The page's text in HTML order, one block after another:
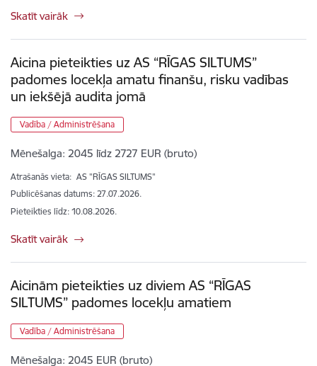
Skatīt vairāk
Aicina pieteikties uz AS “RĪGAS SILTUMS”
padomes locekļa amatu finanšu, risku vadības
un iekšējā audita jomā
Vadība / Administrēšana
Mēnešalga: 2045 līdz 2727 EUR (bruto)
Atrašanās vieta: AS "RĪGAS SILTUMS"
Publicēšanas datums: 27.07.2026.
Pieteikties līdz: 10.08.2026.
Skatīt vairāk
Aicinām pieteikties uz diviem AS “RĪGAS
SILTUMS” padomes locekļu amatiem
Vadība / Administrēšana
Mēnešalga: 2045 EUR (bruto)